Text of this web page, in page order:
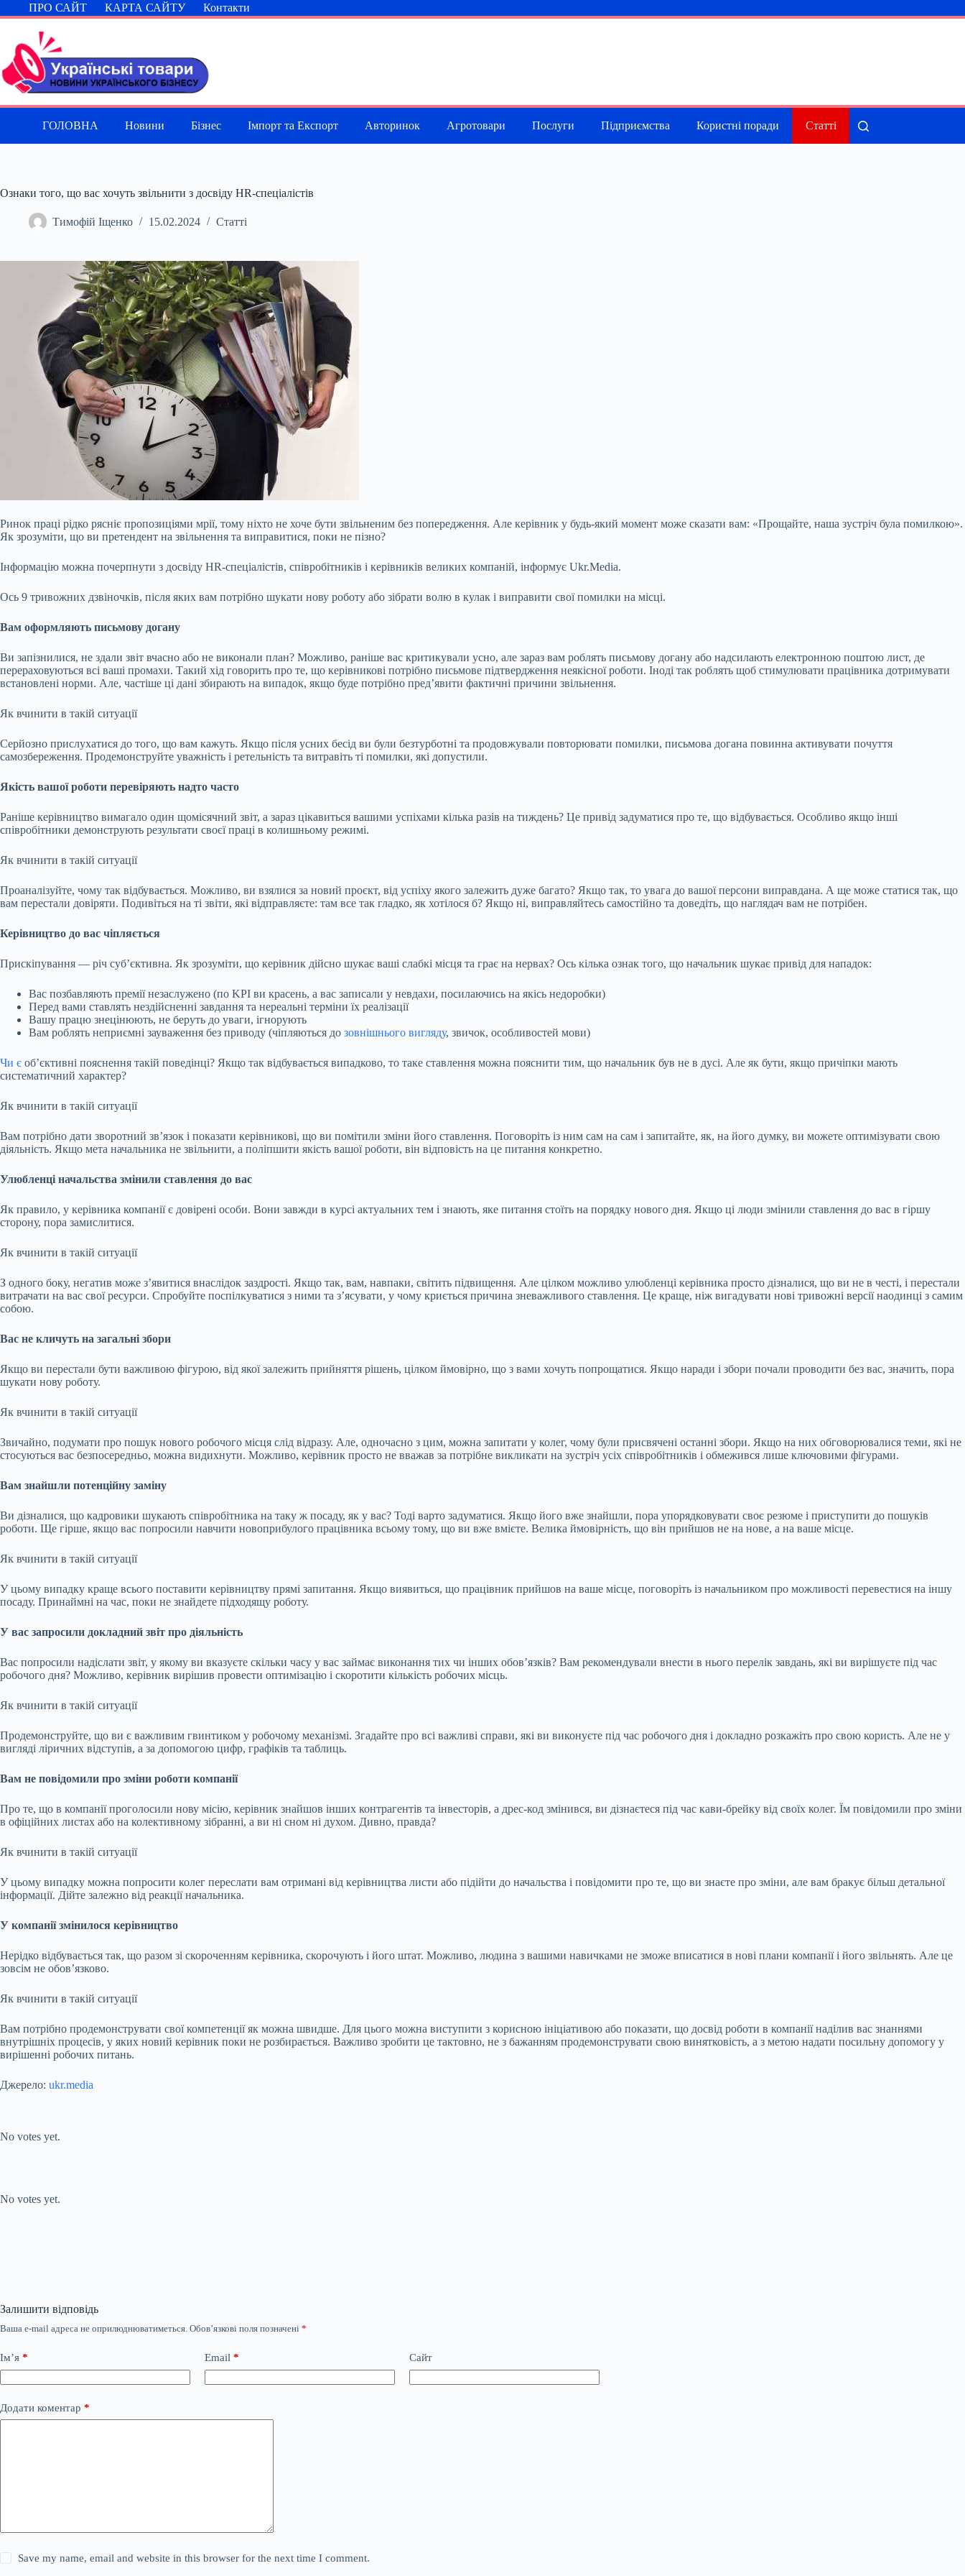
Перейти
до
ПРО САЙТ КАРТА САЙТУ Контакти
ГОЛОВНА Новини Бізнес Імпорт та Експорт Авторинок Агротовари Послуги Підприємства Користні поради Статті
Ознаки того, що вас хочуть звільнити з досвіду HR-спеціалістів
Тимофій Іщенко 15.02.2024 Статті
Ринок праці рідко рясніє пропозиціями мрії, тому ніхто не хоче бути звільненим без попередження. Але керівник у будь-який момент може сказати вам: «Прощайте, наша зустріч була помилкою».
Як зрозуміти, що ви претендент на звільнення та виправитися, поки не пізно?
Інформацію можна почерпнути з досвіду HR-спеціалістів, співробітників і керівників великих компаній, інформує Ukr.Media.
Ось 9 тривожних дзвіночків, після яких вам потрібно шукати нову роботу або зібрати волю в кулак і виправити свої помилки на місці.
Вам оформляють письмову догану
Ви запізнилися, не здали звіт вчасно або не виконали план? Можливо, раніше вас критикували усно, але зараз вам роблять письмову догану або надсилають електронною поштою лист, де
перераховуються всі ваші промахи. Такий хід говорить про те, що керівникові потрібно письмове підтвердження неякісної роботи. Іноді так роблять щоб стимулювати працівника дотримувати
встановлені норми. Але, частіше ці дані збирають на випадок, якщо буде потрібно пред’явити фактичні причини звільнення.
Як вчинити в такій ситуації
Серйозно прислухатися до того, що вам кажуть. Якщо після усних бесід ви були безтурботні та продовжували повторювати помилки, письмова догана повинна активувати почуття
самозбереження. Продемонструйте уважність і ретельність та витравіть ті помилки, які допустили.
Якість вашої роботи перевіряють надто часто
Раніше керівництво вимагало один щомісячний звіт, а зараз цікавиться вашими успіхами кілька разів на тиждень? Це привід задуматися про те, що відбувається. Особливо якщо інші
співробітники демонструють результати своєї праці в колишньому режимі.
Як вчинити в такій ситуації
Проаналізуйте, чому так відбувається. Можливо, ви взялися за новий проєкт, від успіху якого залежить дуже багато? Якщо так, то увага до вашої персони виправдана. А ще може статися так, що
вам перестали довіряти. Подивіться на ті звіти, які відправляєте: там все так гладко, як хотілося б? Якщо ні, виправляйтесь самостійно та доведіть, що наглядач вам не потрібен.
Керівництво до вас чіпляється
Прискіпування — річ суб’єктивна. Як зрозуміти, що керівник дійсно шукає ваші слабкі місця та грає на нервах? Ось кілька ознак того, що начальник шукає привід для нападок:
Вас позбавляють премії незаслужено (по KPI ви красень, а вас записали у невдахи, посилаючись на якісь недоробки)
Перед вами ставлять нездійсненні завдання та нереальні терміни їх реалізації
Вашу працю знецінюють, не беруть до уваги, ігнорують
Вам роблять неприємні зауваження без приводу (чіпляються до зовнішнього вигляду, звичок, особливостей мови)
Чи є об’єктивні пояснення такій поведінці? Якщо так відбувається випадково, то таке ставлення можна пояснити тим, що начальник був не в дусі. Але як бути, якщо причіпки мають
систематичний характер?
Як вчинити в такій ситуації
Вам потрібно дати зворотний зв’язок і показати керівникові, що ви помітили зміни його ставлення. Поговоріть із ним сам на сам і запитайте, як, на його думку, ви можете оптимізувати свою
діяльність. Якщо мета начальника не звільнити, а поліпшити якість вашої роботи, він відповість на це питання конкретно.
Улюбленці начальства змінили ставлення до вас
Як правило, у керівника компанії є довірені особи. Вони завжди в курсі актуальних тем і знають, яке питання стоїть на порядку нового дня. Якщо ці люди змінили ставлення до вас в гіршу
сторону, пора замислитися.
Як вчинити в такій ситуації
З одного боку, негатив може з’явитися внаслідок заздрості. Якщо так, вам, навпаки, світить підвищення. Але цілком можливо улюбленці керівника просто дізналися, що ви не в честі, і перестали
витрачати на вас свої ресурси. Спробуйте поспілкуватися з ними та з’ясувати, у чому криється причина зневажливого ставлення. Це краще, ніж вигадувати нові тривожні версії наодинці з самим
собою.
Вас не кличуть на загальні збори
Якщо ви перестали бути важливою фігурою, від якої залежить прийняття рішень, цілком ймовірно, що з вами хочуть попрощатися. Якщо наради і збори почали проводити без вас, значить, пора
шукати нову роботу.
Як вчинити в такій ситуації
Звичайно, подумати про пошук нового робочого місця слід відразу. Але, одночасно з цим, можна запитати у колег, чому були присвячені останні збори. Якщо на них обговорювалися теми, які не
стосуються вас безпосередньо, можна видихнути. Можливо, керівник просто не вважав за потрібне викликати на зустріч усіх співробітників і обмежився лише ключовими фігурами.
Вам знайшли потенційну заміну
Ви дізналися, що кадровики шукають співробітника на таку ж посаду, як у вас? Тоді варто задуматися. Якщо його вже знайшли, пора упорядковувати своє резюме і приступити до пошуків
роботи. Ще гірше, якщо вас попросили навчити новоприбулого працівника всьому тому, що ви вже вмієте. Велика ймовірність, що він прийшов не на нове, а на ваше місце.
Як вчинити в такій ситуації
У цьому випадку краще всього поставити керівництву прямі запитання. Якщо виявиться, що працівник прийшов на ваше місце, поговоріть із начальником про можливості перевестися на іншу
посаду. Принаймні на час, поки не знайдете підходящу роботу.
У вас запросили докладний звіт про діяльність
Вас попросили надіслати звіт, у якому ви вказуєте скільки часу у вас займає виконання тих чи інших обов’язків? Вам рекомендували внести в нього перелік завдань, які ви вирішуєте під час
робочого дня? Можливо, керівник вирішив провести оптимізацію і скоротити кількість робочих місць.
Як вчинити в такій ситуації
Продемонструйте, що ви є важливим гвинтиком у робочому механізмі. Згадайте про всі важливі справи, які ви виконуєте під час робочого дня і докладно розкажіть про свою користь. Але не у
вигляді ліричних відступів, а за допомогою цифр, графіків та таблиць.
Вам не повідомили про зміни роботи компанії
Про те, що в компанії проголосили нову місію, керівник знайшов інших контрагентів та інвесторів, а дрес-код змінився, ви дізнаєтеся під час кави-брейку від своїх колег. Їм повідомили про зміни
в офіційних листах або на колективному зібранні, а ви ні сном ні духом. Дивно, правда?
Як вчинити в такій ситуації
У цьому випадку можна попросити колег переслати вам отримані від керівництва листи або підійти до начальства і повідомити про те, що ви знаєте про зміни, але вам бракує більш детальної
інформації. Дійте залежно від реакції начальника.
У компанії змінилося керівництво
Нерідко відбувається так, що разом зі скороченням керівника, скорочують і його штат. Можливо, людина з вашими навичками не зможе вписатися в нові плани компанії і його звільнять. Але це
зовсім не обов’язково.
Як вчинити в такій ситуації
Вам потрібно продемонструвати свої компетенції як можна швидше. Для цього можна виступити з корисною ініціативою або показати, що досвід роботи в компанії наділив вас знаннями
внутрішніх процесів, у яких новий керівник поки не розбирається. Важливо зробити це тактовно, не з бажанням продемонструвати свою винятковість, а з метою надати посильну допомогу у
вирішенні робочих питань.
Джерело: ukr.media
No votes yet.
No votes yet.
Залишити відповідь
Ваша e-mail адреса не оприлюднюватиметься. Обов’язкові поля позначені *
Ім’я * Email * Сайт
Додати коментар *
Save my name, email and website in this browser for the next time I comment.